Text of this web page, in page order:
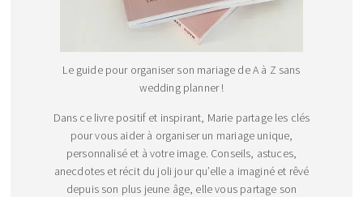
Le guide pour organiser son mariage de A à Z sans
wedding planner !
Dans ce livre positif et inspirant, Marie partage les clés
pour vous aider à organiser un mariage unique,
personnalisé et à votre image. Conseils, astuces,
anecdotes et récit du joli jour qu’elle a imaginé et rêvé
depuis son plus jeune âge, elle vous partage son